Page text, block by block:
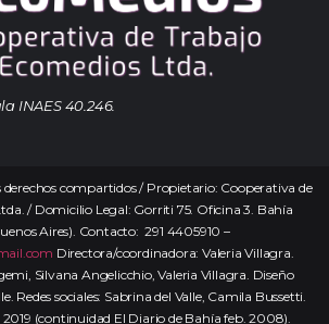
INAES 40.246.
derechos compartidos / Propietario: Cooperativa de
/ Domicilio Legal: Gorriti 75. Oficina 3. Bahía
Aires). Contacto: 291 4405910 –
Directora/coordinadora: Valeria Villagra.
Silvana Angelicchio, Valeria Villagra. Diseño
Redes sociales: Sabrina del Valle, Camila Bussetti.
2019 (continuidad El Diario de Bahía feb. 2008).